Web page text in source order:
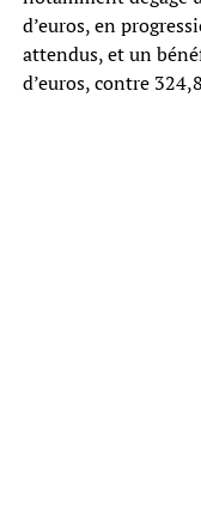
d’euros, en
attendus, et un
d’euros, contre